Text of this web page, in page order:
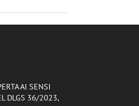
AI SENSI
DLGS 36/2023,